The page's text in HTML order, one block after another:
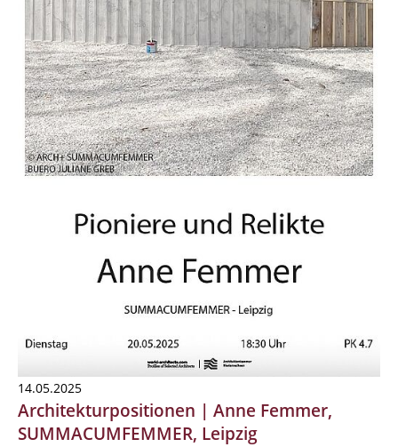
14.05.2025
Architekturpositionen | Anne Femmer,
SUMMACUMFEMMER, Leipzig